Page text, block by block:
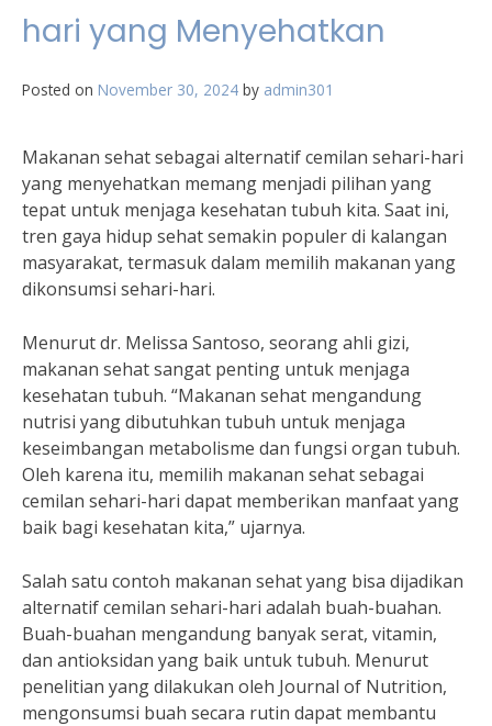
hari yang Menyehatkan
Posted on November 30, 2024 by admin301
Makanan sehat sebagai alternatif cemilan sehari-hari
yang menyehatkan memang menjadi pilihan yang
tepat untuk menjaga kesehatan tubuh kita. Saat ini,
tren gaya hidup sehat semakin populer di kalangan
masyarakat, termasuk dalam memilih makanan yang
dikonsumsi sehari-hari.
Menurut dr. Melissa Santoso, seorang ahli gizi,
makanan sehat sangat penting untuk menjaga
kesehatan tubuh. “Makanan sehat mengandung
nutrisi yang dibutuhkan tubuh untuk menjaga
keseimbangan metabolisme dan fungsi organ tubuh.
Oleh karena itu, memilih makanan sehat sebagai
cemilan sehari-hari dapat memberikan manfaat yang
baik bagi kesehatan kita,” ujarnya.
Salah satu contoh makanan sehat yang bisa dijadikan
alternatif cemilan sehari-hari adalah buah-buahan.
Buah-buahan mengandung banyak serat, vitamin,
dan antioksidan yang baik untuk tubuh. Menurut
penelitian yang dilakukan oleh Journal of Nutrition,
mengonsumsi buah secara rutin dapat membantu